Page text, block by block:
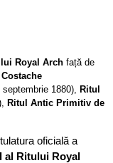
Royal Arch față de
Costache
septembrie 1880), Ritul
Ritul Antic Primitiv de
oficială a
al Ritului Royal